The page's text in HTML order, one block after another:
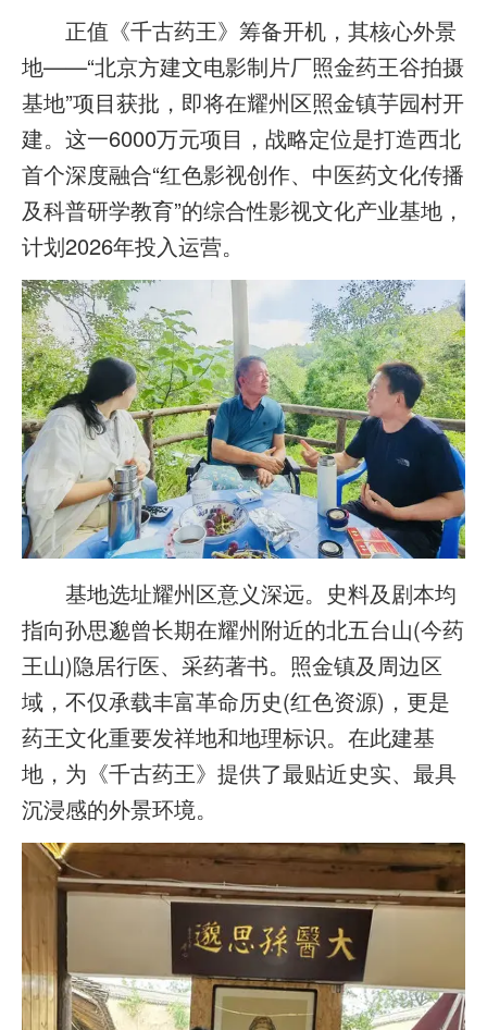
正值《千古药王》筹备开机，其核心外景
地——“北京方建文电影制片厂照金药王谷拍摄
基地”项目获批，即将在耀州区照金镇芋园村开
建。这一6000万元项目，战略定位是打造西北
首个深度融合“红色影视创作、中医药文化传播
及科普研学教育”的综合性影视文化产业基地，
计划2026年投入运营。
基地选址耀州区意义深远。史料及剧本均
指向孙思邈曾长期在耀州附近的北五台山(今药
王山)隐居行医、采药著书。照金镇及周边区
域，不仅承载丰富革命历史(红色资源)，更是
药王文化重要发祥地和地理标识。在此建基
地，为《千古药王》提供了最贴近史实、最具
沉浸感的外景环境。